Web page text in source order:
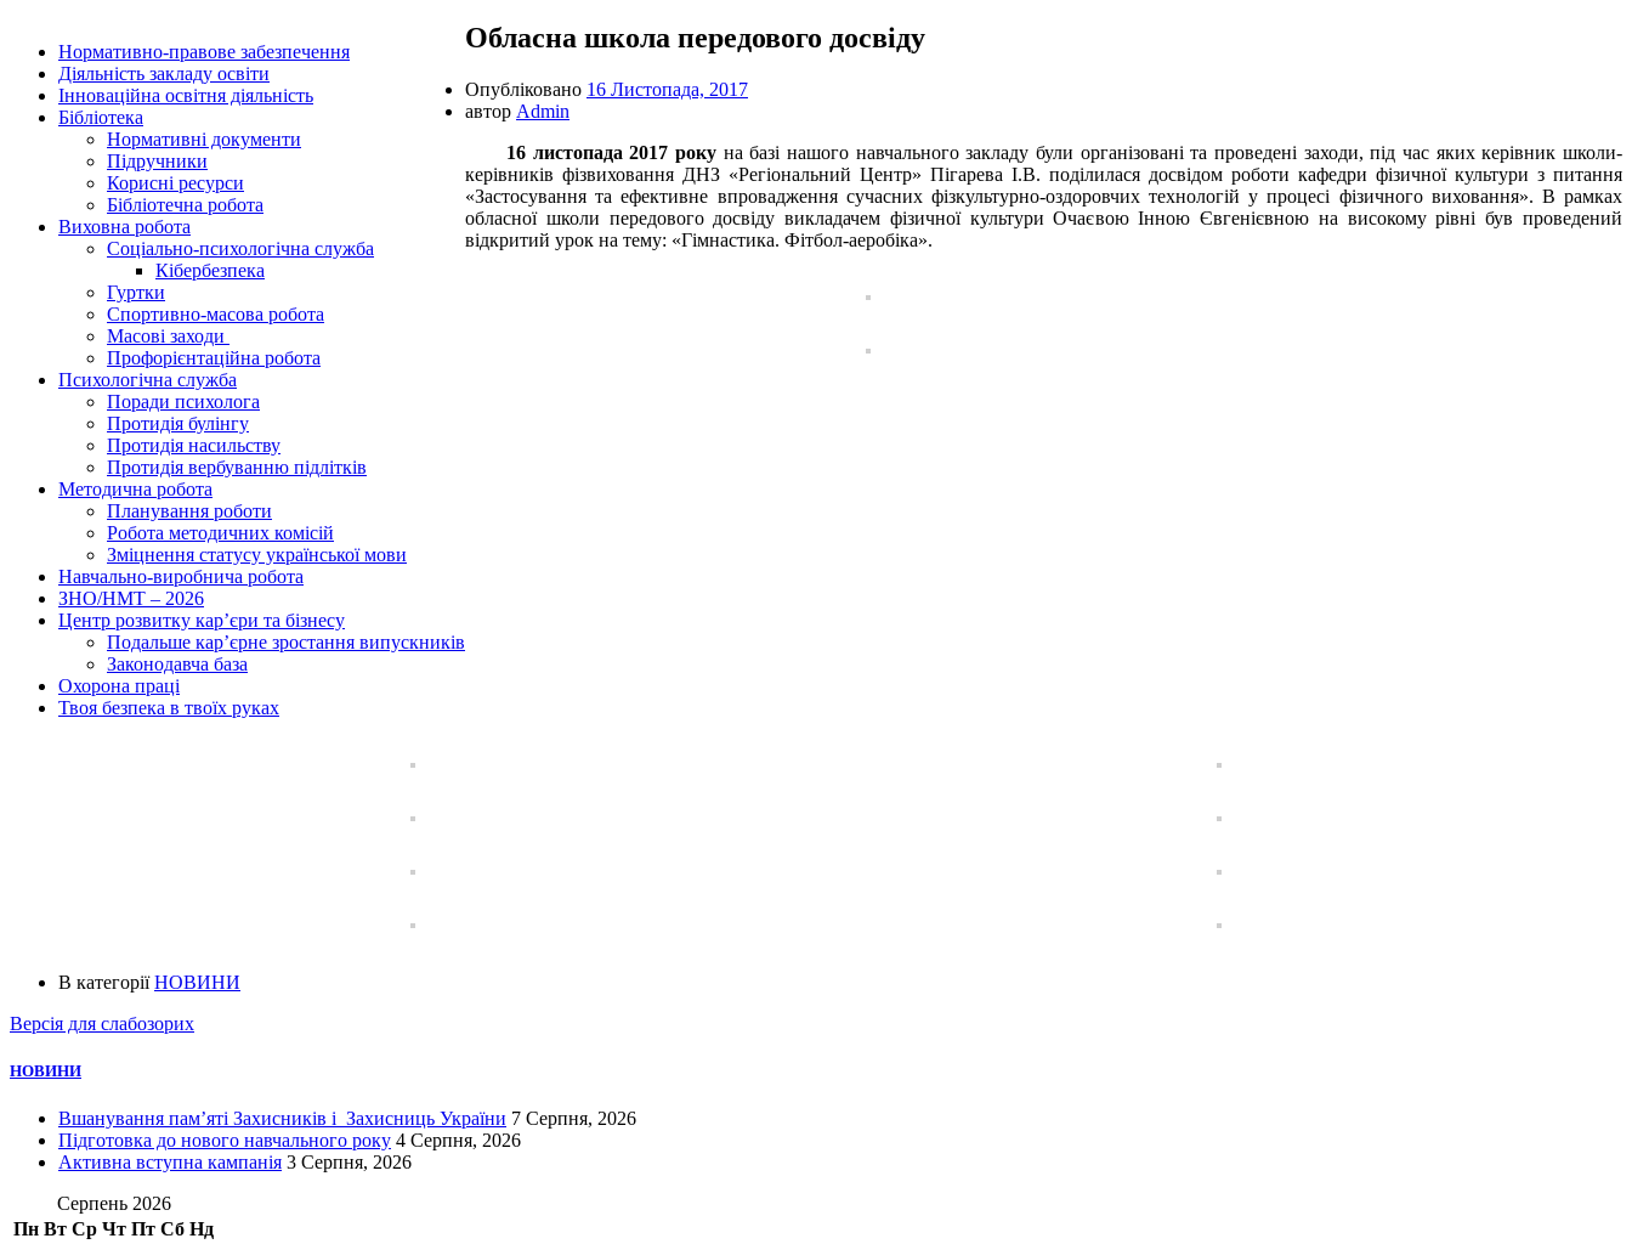
Нормативно-правове забезпечення
Діяльність закладу освіти
Інноваційна освітня діяльність
Бібліотека
Нормативні документи
Підручники
Корисні ресурси
Бібліотечна робота
Виховна робота
Соціально-психологічна служба
Кібербезпека
Гуртки
Спортивно-масова робота
Масові заходи
Профорієнтаційна робота
Психологічна служба
Поради психолога
Протидія булінгу
Протидія насильству
Протидія вербуванню підлітків
Методична робота
Планування роботи
Робота методичних комісій
Зміцнення статусу української мови
Навчально-виробнича робота
ЗНО/НМТ – 2026
Центр розвитку кар’єри та бізнесу
Подальше кар’єрне зростання випускників
Законодавча база
Охорона праці
Твоя безпека в твоїх руках
Обласна школа передового досвіду
Опубліковано 16 Листопада, 2017
автор Admin
16 листопада 2017 року на базі нашого навчального закладу були організовані та проведені заходи, під час яких керівник школи-
керівників фізвиховання ДНЗ «Регіональний Центр» Пігарева І.В. поділилася досвідом роботи кафедри фізичної культури з питання
«Застосування та ефективне впровадження сучасних фізкультурно-оздоровчих технологій у процесі фізичного виховання». В рамках
обласної школи передового досвіду викладачем фізичної культури Очаєвою Інною Євгенієвною на високому рівні був проведений
відкритий урок на тему: «Гімнастика. Фітбол-аеробіка».
В категоріїНОВИНИ
Версія для слабозорих
НОВИНИ
Вшанування пам’яті Захисників і Захисниць України 7 Серпня, 2026
Підготовка до нового навчального року 4 Серпня, 2026
Активна вступна кампанія 3 Серпня, 2026
Серпень 2026
Пн Вт Ср Чт Пт Сб Нд